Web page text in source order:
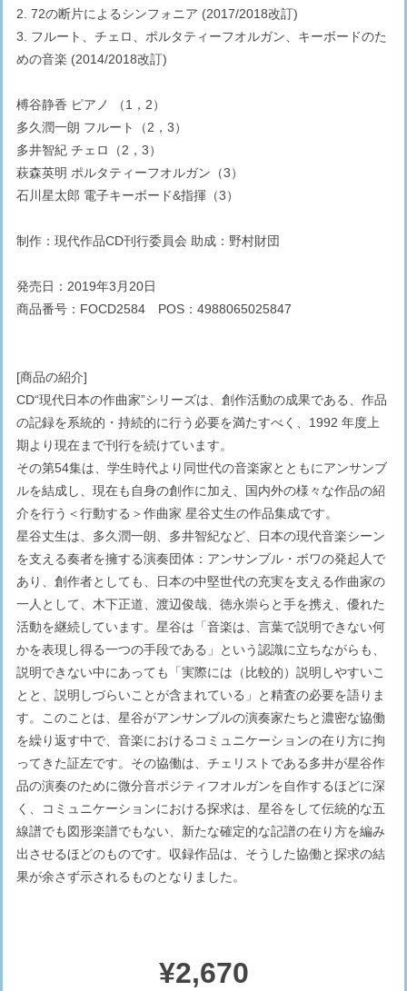
2. 72の断片によるシンフォニア (2017/2018改訂)
3. フルート、チェロ、ポルタティーフオルガン、キーボードのた
めの音楽 (2014/2018改訂)
榑谷静香 ピアノ （1，2）
多久潤一朗 フルート（2，3）
多井智紀 チェロ（2，3）
萩森英明 ポルタティーフオルガン（3）
石川星太郎 電子キーボード&指揮（3）
制作：現代作品CD刊行委員会 助成：野村財団
発売日：2019年3月20日
商品番号：FOCD2584 POS：4988065025847
[商品の紹介]
CD“現代日本の作曲家”シリーズは、創作活動の成果である、作品
の記録を系統的・持続的に行う必要を満たすべく、1992 年度上
期より現在まで刊行を続けています。
その第54集は、学生時代より同世代の音楽家とともにアンサンブ
ルを結成し、現在も自身の創作に加え、国内外の様々な作品の紹
介を行う＜行動する＞作曲家 星谷丈生の作品集成です。
星谷丈生は、多久潤一朗、多井智紀など、日本の現代音楽シーン
を支える奏者を擁する演奏団体：アンサンブル・ボワの発起人で
あり、創作者としても、日本の中堅世代の充実を支える作曲家の
一人として、木下正道、渡辺俊哉、徳永崇らと手を携え、優れた
活動を継続しています。星谷は「音楽は、言葉で説明できない何
かを表現し得る一つの手段である」という認識に立ちながらも、
説明できない中にあっても「実際には（比較的）説明しやすいこ
とと、説明しづらいことが含まれている」と精査の必要を語りま
す。このことは、星谷がアンサンブルの演奏家たちと濃密な協働
を繰り返す中で、音楽におけるコミュニケーションの在り方に拘
ってきた証左です。その協働は、チェリストである多井が星谷作
品の演奏のために微分音ポジティフオルガンを自作するほどに深
く、コミュニケーションにおける探求は、星谷をして伝統的な五
線譜でも図形楽譜でもない、新たな確定的な記譜の在り方を編み
出させるほどのものです。収録作品は、そうした協働と探求の結
果が余さず示されるものとなりました。
¥2,670